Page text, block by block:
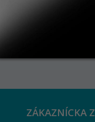
ZÁKAZNÍCKA